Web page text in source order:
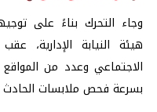
وجاء التحرك بناءً على
هيئة النيابة الإدارية،
الاجتماعي وعدد من المواقع
بسرعة فحص ملابسات